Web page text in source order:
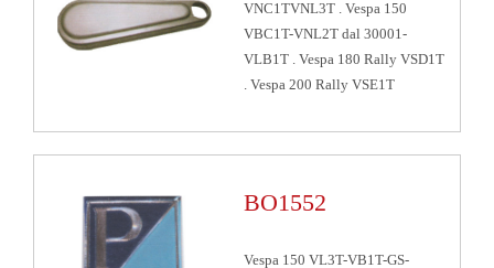
VNC1TVNL3T . Vespa 150
VBC1T-VNL2T dal 30001-
VLB1T . Vespa 180 Rally VSD1T
. Vespa 200 Rally VSE1T
BO1552
Vespa 150 VL3T-VB1T-GS-